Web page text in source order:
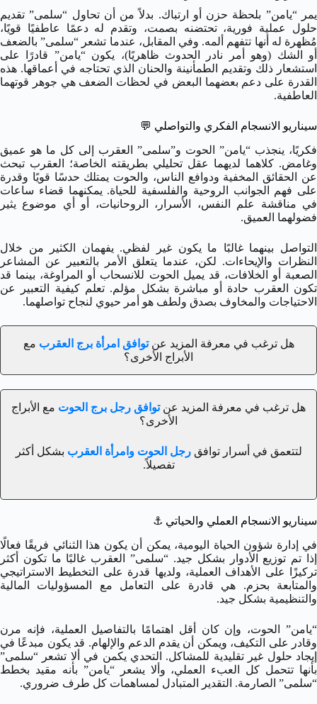
يمر “يامن” بلحظة حزن أو ارتباك. بدلاً من أن تحاول “سلمى” تقديم
حلول عملية فورية، تحتضنه بصمت، وتقدم له دعمًا عاطفيًا قويًا،
مُظهرة له أنها تتفهم ألمه. وفي المقابل، عندما تشعر “سلمى” بالضعف
أو الشك (وهو أمر نادر الحدوث ظاهريًا)، يكون “يامن” قادرًا على
استشعار ذلك وتقديم الطمأنينة والحنان الذي تحتاجه في أعماقها. هذه
القدرة على دعم بعضهما البعض في لحظات الضعف هي جوهر قوتهما
العاطفية.
سيناريو الانسجام الفكري والتواصلي 💬
فكريًا، ينجذب “يامن” الحوت و”سلمى” العقرب إلى كل ما هو عميق
وغامض. كلاهما لديهما عقل تحليلي بطريقته الخاصة؛ العقرب تبحث
عن الحقائق المخفية ودوافع الناس، والحوت يمتلك حدسًا قويًا وقدرة
على فهم الجوانب الروحية والفلسفية للحياة. يمكنهما قضاء ساعات
في مناقشة علم النفس، الأسرار، الروحانيات، أو أي موضوع يثير
فضولهما العميق.
التواصل بينهما غالبًا ما يكون غير لفظي. يفهمان الكثير من خلال
النظرات والإيحاءات. لكن، عندما يتعلق الأمر بالتعبير عن المشاعر
الصعبة أو الخلافات، قد يميل الحوت للانسحاب أو المراوغة، بينما قد
تكون العقرب حادة أو مباشرة بشكل مؤلم. تعلم كيفية التعبير عن
الاحتياجات والمخاوف بصدق ولطف هو أمر حيوي لنجاح تواصلهما.
هل ترغب في معرفة المزيد عنتوافق امرأة برج العقرب مع
الأبراج الأخرى؟
هل ترغب في معرفة المزيد عن توافق رجل برج الحوت مع الأبراج
الأخرى؟
لتتعمق في أسرار توافق رجل الحوت وامرأة العقرب بشكل أكثر
تفصيلاً.
سيناريو الانسجام العملي والحياتي ⚓
في إدارة شؤون الحياة اليومية، يمكن أن يكون هذا الثنائي فريقًا فعالًا
إذا تم توزيع الأدوار بشكل جيد. “سلمى” العقرب غالبًا ما تكون أكثر
تركيزًا على الأهداف العملية، ولديها قدرة على التخطيط الاستراتيجي
والمتابعة بحزم. هي قادرة على التعامل مع المسؤوليات المالية
والتنظيمية بشكل جيد.
“يامن” الحوت، وإن كان أقل اهتمامًا بالتفاصيل العملية، فإنه مرن
وقادر على التكيف، ويمكن أن يقدم الدعم والإلهام. قد يكون مبدعًا في
إيجاد حلول غير تقليدية للمشاكل. التحدي يكمن في ألا تشعر “سلمى”
بأنها تتحمل كل العبء العملي، وألا يشعر “يامن” بأنه مقيد بخطط
“سلمى” الصارمة. التقدير المتبادل لمساهمات كل طرف ضروري.